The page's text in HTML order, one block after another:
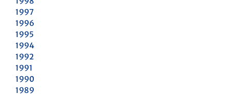
1997
1996
1995
1994
1992
1991
1990
1989